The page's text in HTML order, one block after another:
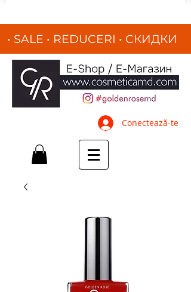
• SALE • REDUCERI • СКИДКИ
•
Conectează-te